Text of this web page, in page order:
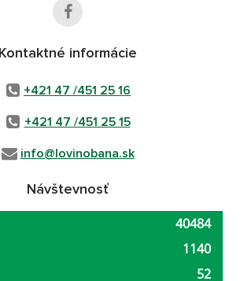
Kontaktné informácie
+421 47 /451 25 16
+421 47 /451 25 15
info@lovinobana.sk
Návštevnosť